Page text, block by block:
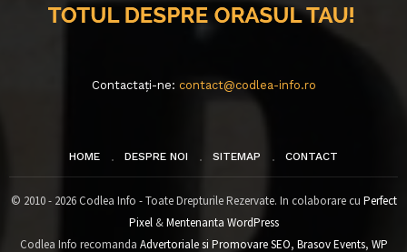
Contactați-ne: contact@codlea-info.ro
HOME DESPRE NOI SITEMAP CONTACT
© 2010 - 2026 Codlea Info - Toate Drepturile Rezervate. In colaborare cu Perfect
Pixel&Mentenanta WordPress
Codlea Info recomanda Advertoriale si Promovare SEO, Brasov Events, WP